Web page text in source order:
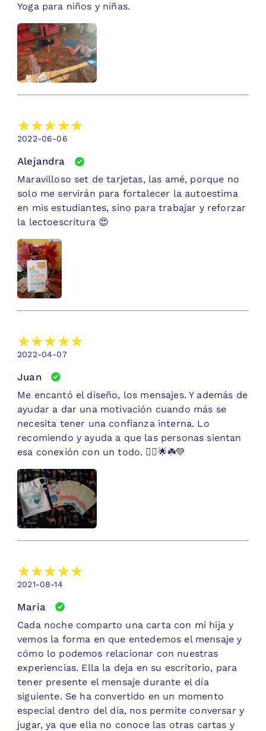
Yoga para niños y niñas.
2022-06-06
Alejandra
Maravilloso set de tarjetas, las amé, porque no
solo me servirán para fortalecer la autoestima
en mis estudiantes, sino para trabajar y reforzar
la lectoescritura 😍
2022-04-07
Juan
Me encantó el diseño, los mensajes. Y además de
ayudar a dar una motivación cuando más se
necesita tener una confianza interna. Lo
recomiendo y ayuda a que las personas sientan
esa conexión con un todo. 🧙‍♂️🌟☘️💚
2021-08-14
Maria
Cada noche comparto una carta con mi hija y
vemos la forma en que entedemos el mensaje y
cómo lo podemos relacionar con nuestras
experiencias. Ella la deja en su escritorio, para
tener presente el mensaje durante el día
siguiente. Se ha convertido en un momento
especial dentro del día, nos permite conversar y
jugar, ya que ella no conoce las otras cartas y